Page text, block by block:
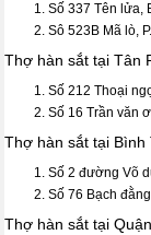
Số 337 Tên lửa,
Sô 523B Mã lò,
Thợ hàn sắt tại Tân
Số 212 Thoại
Số 16 Trần văn
Thợ hàn sắt tại Bình
Số 2 đường Võ
Số 76 Bạch
Thợ hàn sắt tại